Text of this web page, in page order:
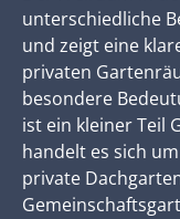
unterschiedliche
und zeigt eine
privaten
besondere
ist ein kleiner Teil
handelt es sich
private